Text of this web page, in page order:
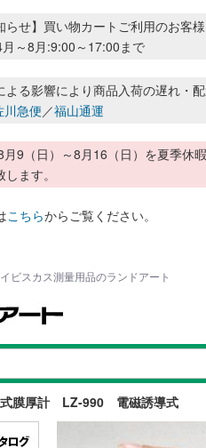
らせ】買い物カートご利用のお客
～8月:9:00～17:00まで
よる影響により商品入荷の遅れ・
川急便／福山通運
9（日）～8月16（日）を夏季休
ます。
こちらからご覧ください。
スカス測量用品のランドアート
式膜厚計 LZ-990 電磁誘導式